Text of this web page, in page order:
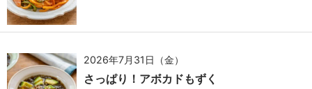
2026年7月31日（金）
さっぱり！アボカドもずく